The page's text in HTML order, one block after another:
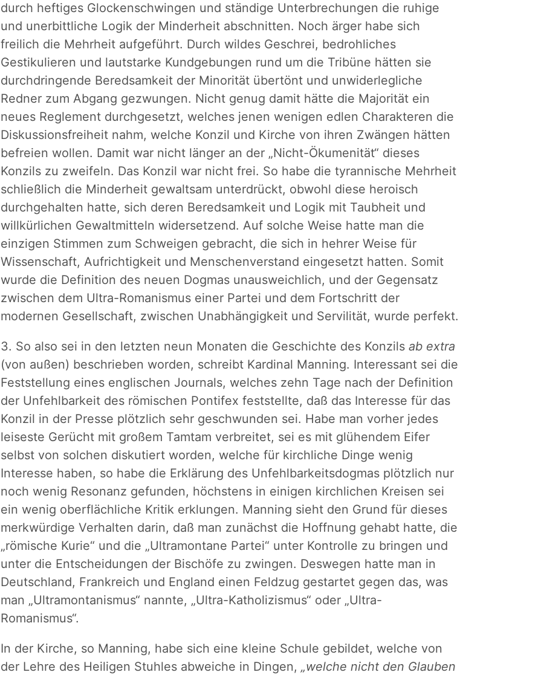
durch heftiges Glockenschwingen und ständige Unterbrechungen die ruhige
und unerbittliche Logik der Minderheit abschnitten. Noch ärger habe sich
freilich die Mehrheit aufgeführt. Durch wildes Geschrei, bedrohliches
Gestikulieren und lautstarke Kundgebungen rund um die Tribüne hätten sie
durchdringende Beredsamkeit der Minorität übertönt und unwiderlegliche
Redner zum Abgang gezwungen. Nicht genug damit hätte die Majorität ein
neues Reglement durchgesetzt, welches jenen wenigen edlen Charakteren die
Diskussionsfreiheit nahm, welche Konzil und Kirche von ihren Zwängen hätten
befreien wollen. Damit war nicht länger an der „Nicht-Ökumenität“ dieses
Konzils zu zweifeln. Das Konzil war nicht frei. So habe die tyrannische Mehrheit
schließlich die Minderheit gewaltsam unterdrückt, obwohl diese heroisch
durchgehalten hatte, sich deren Beredsamkeit und Logik mit Taubheit und
willkürlichen Gewaltmitteln widersetzend. Auf solche Weise hatte man die
einzigen Stimmen zum Schweigen gebracht, die sich in hehrer Weise für
Wissenschaft, Aufrichtigkeit und Menschenverstand eingesetzt hatten. Somit
wurde die Definition des neuen Dogmas unausweichlich, und der Gegensatz
zwischen dem Ultra-Romanismus einer Partei und dem Fortschritt der
modernen Gesellschaft, zwischen Unabhängigkeit und Servilität, wurde perfekt.
3. So also sei in den letzten neun Monaten die Geschichte des Konzils ab extra
(von außen) beschrieben worden, schreibt Kardinal Manning. Interessant sei die
Feststellung eines englischen Journals, welches zehn Tage nach der Definition
der Unfehlbarkeit des römischen Pontifex feststellte, daß das Interesse für das
Konzil in der Presse plötzlich sehr geschwunden sei. Habe man vorher jedes
leiseste Gerücht mit großem Tamtam verbreitet, sei es mit glühendem Eifer
selbst von solchen diskutiert worden, welche für kirchliche Dinge wenig
Interesse haben, so habe die Erklärung des Unfehlbarkeitsdogmas plötzlich nur
noch wenig Resonanz gefunden, höchstens in einigen kirchlichen Kreisen sei
ein wenig oberflächliche Kritik erklungen. Manning sieht den Grund für dieses
merkwürdige Verhalten darin, daß man zunächst die Hoffnung gehabt hatte, die
„römische Kurie“ und die „Ultramontane Partei“ unter Kontrolle zu bringen und
unter die Entscheidungen der Bischöfe zu zwingen. Deswegen hatte man in
Deutschland, Frankreich und England einen Feldzug gestartet gegen das, was
man „Ultramontanismus“ nannte, „Ultra-Katholizismus“ oder „Ultra-
Romanismus“.
In der Kirche, so Manning, habe sich eine kleine Schule gebildet, welche von
der Lehre des Heiligen Stuhles abweiche in Dingen, „welche nicht den Glauben